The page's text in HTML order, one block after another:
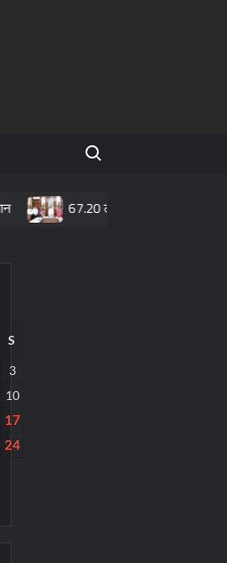
Search for:
67.20 लाख माताओं के खातों में पहुँची
S
3
10
17
24